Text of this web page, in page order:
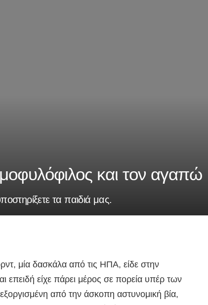
και τον αγαπώ
τα παιδιά μας.
μία δασκάλα από τις ΗΠΑ, είδε στην
επειδή είχε πάρει μέρος σε πορεία υπέρ των
από την άσκοπη αστυνομική βία,